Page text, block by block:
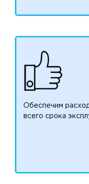
Обеспечим
всего срока